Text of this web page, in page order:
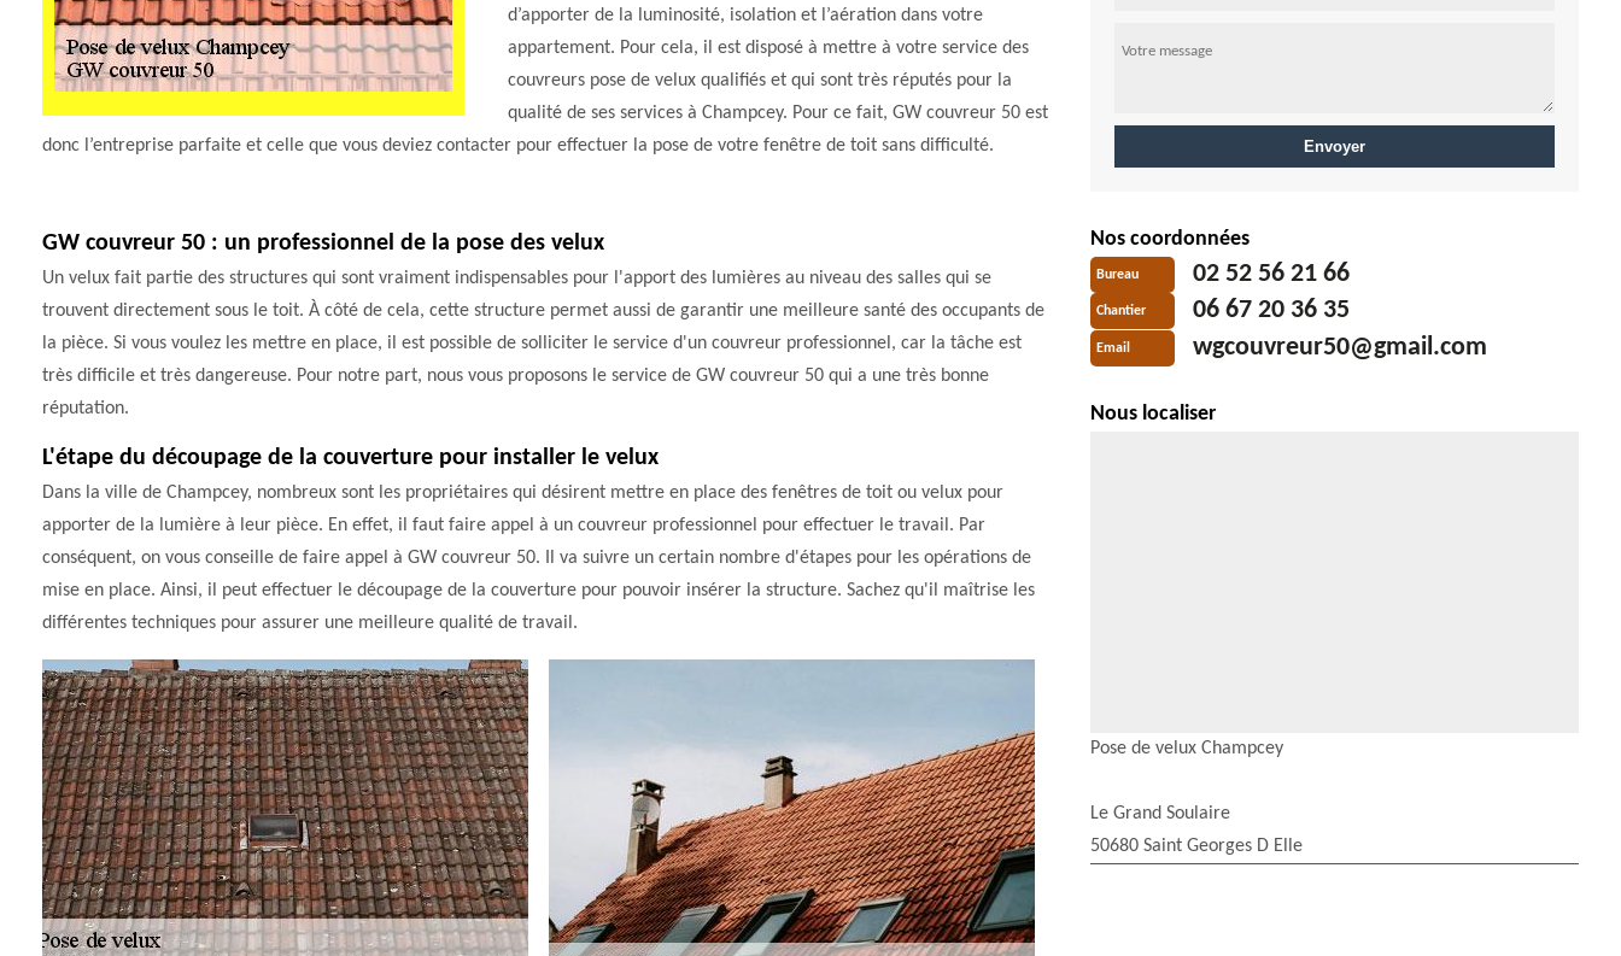
d’apporter de la luminosité, isolation et l’aération dans votre
appartement. Pour cela, il est disposé à mettre à votre service des
couvreurs pose de velux qualifiés et qui sont très réputés pour la
qualité de ses services à Champcey. Pour ce fait, GW couvreur 50 est
donc l’entreprise parfaite et celle que vous deviez contacter pour effectuer la pose de votre fenêtre de toit sans difficulté.
GW couvreur 50 : un professionnel de la pose des velux
Un velux fait partie des structures qui sont vraiment indispensables pour l'apport des lumières au niveau des salles qui se
trouvent directement sous le toit. À côté de cela, cette structure permet aussi de garantir une meilleure santé des occupants de
la pièce. Si vous voulez les mettre en place, il est possible de solliciter le service d'un couvreur professionnel, car la tâche est
très difficile et très dangereuse. Pour notre part, nous vous proposons le service de GW couvreur 50 qui a une très bonne
réputation.
L'étape du découpage de la couverture pour installer le velux
Dans la ville de Champcey, nombreux sont les propriétaires qui désirent mettre en place des fenêtres de toit ou velux pour
apporter de la lumière à leur pièce. En effet, il faut faire appel à un couvreur professionnel pour effectuer le travail. Par
conséquent, on vous conseille de faire appel à GW couvreur 50. Il va suivre un certain nombre d'étapes pour les opérations de
mise en place. Ainsi, il peut effectuer le découpage de la couverture pour pouvoir insérer la structure. Sachez qu'il maîtrise les
différentes techniques pour assurer une meilleure qualité de travail.
Nos coordonnées
Bureau 02 52 56 21 66
Chantier 06 67 20 36 35
Email wgcouvreur50@gmail.com
Nous localiser
Pose de velux Champcey
Le Grand Soulaire
50680 Saint Georges D Elle